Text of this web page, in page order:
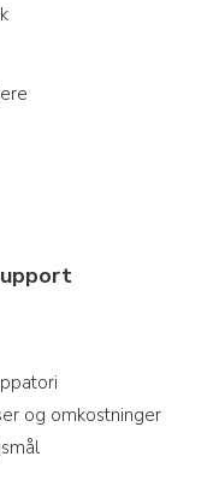
og omkostninger